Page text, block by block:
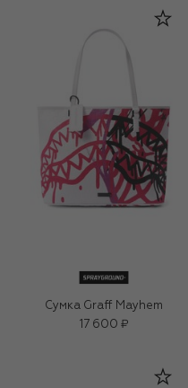
Сумка Graff Mayhem
17 600 ₽